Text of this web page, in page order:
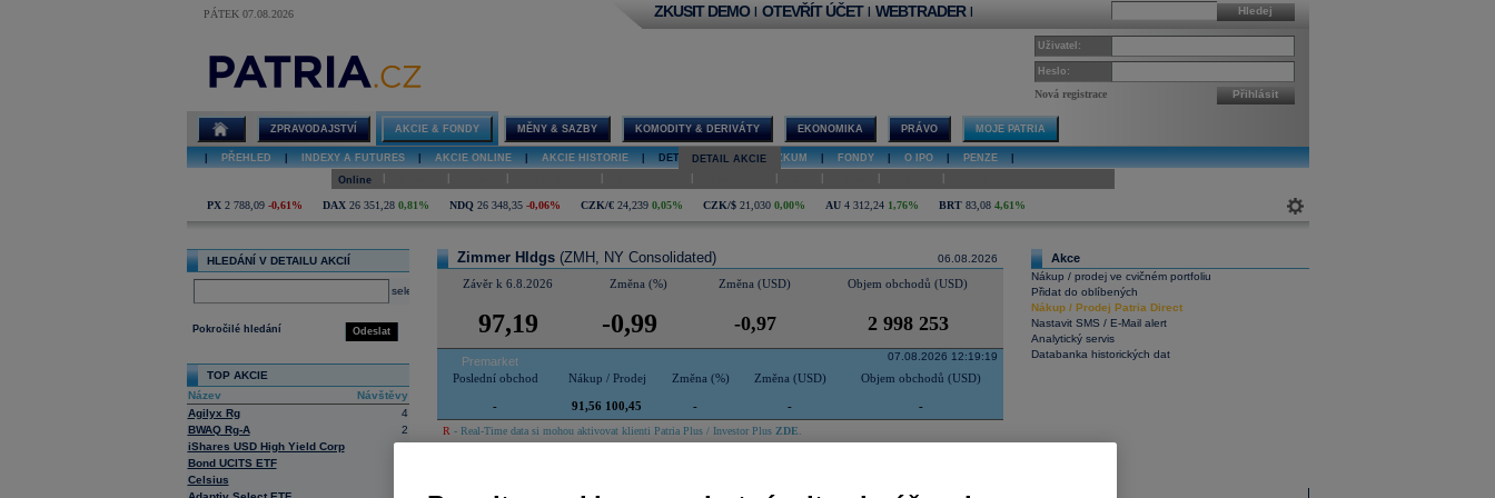
PÁTEK 07.08.2026
Zimmer Hldgs
Hledej
ZKUSIT DEMO | OTEVŘÍT ÚČET | WEBTRADER |
Uživatel:
Heslo:
Nová registrace Přihlásit
ZPRAVODAJSTVÍ AKCIE & FONDY MĚNY & SAZBY KOMODITY & DERIVÁTY EKONOMIKA PRÁVO MOJE PATRIA
PŘEHLED INDEXY A FUTURES AKCIE ONLINE AKCIE HISTORIE DETAIL AKCIE | VÝZKUM FONDY O IPO PENZE
DETAIL AKCIE
Online
PX 2 788,09 -0,61% DAX 26 351,28 0,81% NDQ 26 348,35 -0,06% CZK/€ 24,239 0,05% CZK/$ 21,030 0,00% AU 4 312,24 1,76% BRT 83,08 4,61%
HLEDÁNÍ V DETAILU AKCIÍ
select
Odeslat
Pokročilé hledání
TOP AKCIE
Název
Návštěvy
Agilyx Rg
4
BWAQ Rg-A
2
iShares USD High Yield Corp
Bond UCITS ETF
Celsius
06.08.2026
Zimmer Hldgs (ZMH, NY Consolidated)
Závěr k 6.8.2026 Změna (%) Změna (USD) Objem obchodů (USD)
97,19 -0,99 -0,97 2 998 253
Premarket 07.08.2026 12:19:19
Poslední obchod Nákup / Prodej Změna (%) Změna (USD) Objem obchodů (USD)
- 91,56 100,45 - - -
R - Real-Time data si mohou aktivovat klienti Patria Plus / Investor Plus ZDE
Akce
Nákup / prodej ve cvičném portfoliu
Přidat do oblíbených
Nákup/ Prodej Patria Direct
Nastavit SMS / E-Mail alert
Analytický servis
Databanka historických dat